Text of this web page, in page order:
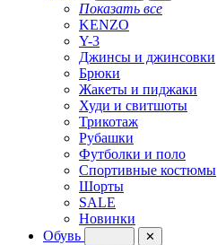
Показать все
KENZO
Y-3
Джинсы и джинсовки
Брюки
Жакеты и пиджаки
Худи и свитшоты
Трикотаж
Рубашки
Футболки и поло
Спортивные костюмы
Шорты
SALE
Новинки
Обувь
✕